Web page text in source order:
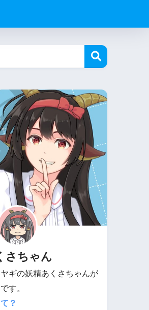
さちゃん
ギの妖精あくさちゃんが
す。
？